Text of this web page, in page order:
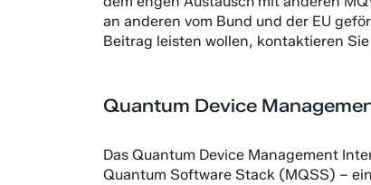
an anderen vom Bund und der EU
Beitrag leisten wollen, kontaktieren
Quantum Device
Das Quantum Device Management
Quantum Software Stack (MQSS) –